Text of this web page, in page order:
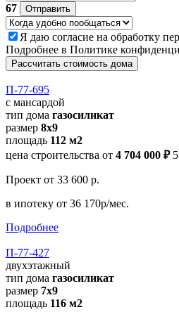
67
Отправить
Я даю согласие на обработку
Подробнее в Политике
Рассчитать стоимость дома
П-77-695
с мансардой
тип дома газосиликат
размер 8x9
площадь 112 м2
цена строительства от 4 704 000 ₽
Проект от 33 600 р.
в ипотеку от 36 170р/мес.
Подробнее
П-77-427
двухэтажный
тип дома газосиликат
размер 7х9
площадь 116 м2